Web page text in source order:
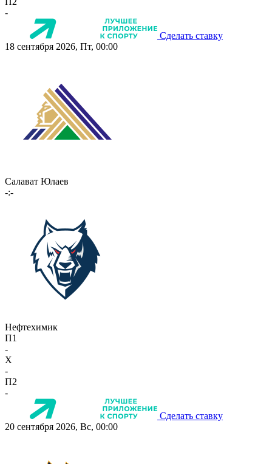
-
Сделать ставку
18 сентября 2026, Пт, 00:00
Салават Юлаев
-:-
Нефтехимик
П1
-
X
-
П2
-
Сделать ставку
20 сентября 2026, Вс, 00:00